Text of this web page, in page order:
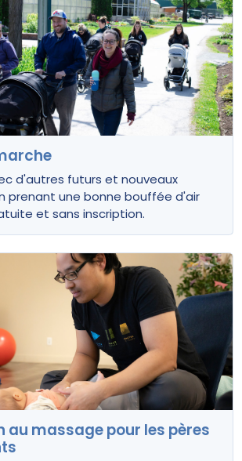
d'autres futurs et nouveaux
prenant une bonne bouffée d'air
et sans inscription.
au massage pour les pères